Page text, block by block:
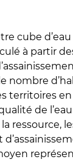
cube
à partir
nombre
territoires
de
ressource,